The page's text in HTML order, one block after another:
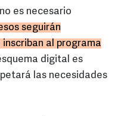
es necesario
seguirán
inscriban al programa
digital es
las necesidades